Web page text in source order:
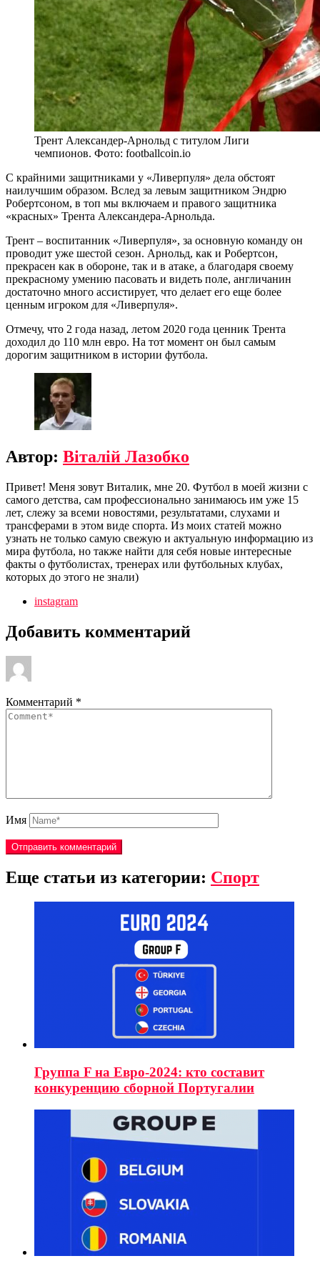
Трент Александер-Арнольд с титулом Лиги
чемпионов. Фото: footballcoin.io
С крайними защитниками у «Ливерпуля» дела обстоят
наилучшим образом. Вслед за левым защитником Эндрю
Робертсоном, в топ мы включаем и правого защитника
«красных» Трента Александера-Арнольда.
Трент – воспитанник «Ливерпуля», за основную команду он
проводит уже шестой сезон. Арнольд, как и Робертсон,
прекрасен как в обороне, так и в атаке, а благодаря своему
прекрасному умению пасовать и видеть поле, англичанин
достаточно много ассистирует, что делает его еще более
ценным игроком для «Ливерпуля».
Отмечу, что 2 года назад, летом 2020 года ценник Трента
доходил до 110 млн евро. На тот момент он был самым
дорогим защитником в истории футбола.
Автор: Віталій Лазобко
Привет! Меня зовут Виталик, мне 20. Футбол в моей жизни с
самого детства, сам профессионально занимаюсь им уже 15
лет, слежу за всеми новостями, результатами, слухами и
трансферами в этом виде спорта. Из моих статей можно
узнать не только самую свежую и актуальную информацию из
мира футбола, но также найти для себя новые интересные
факты о футболистах, тренерах или футбольных клубах,
которых до этого не знали)
instagram
Добавить комментарий
Комментарий *
Имя
Еще статьи из категории: Спорт
Группа F на Евро-2024: кто составит
конкуренцию сборной Португалии